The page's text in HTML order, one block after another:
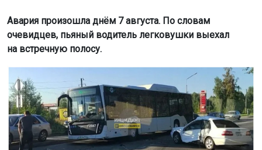
Авария произошла днём 7 августа. По словам
очевидцев, пьяный водитель легковушки выехал
на встречную полосу.